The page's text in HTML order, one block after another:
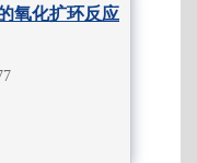
氧化扩环反应